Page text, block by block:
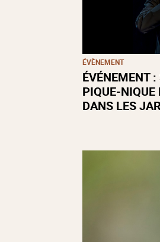
ÉVÈNEMENT
ÉVÉNEMENT :
PIQUE-NIQUE
DANS LES